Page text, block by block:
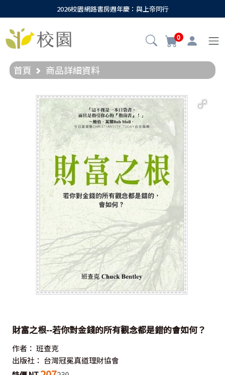
2026校園網路書房週年慶：與上帝同行
0
首頁 商品詳細資料
財富之根--若你對金錢的所有觀念都是錯的會如何？
作者： 班查克
出版社： 台灣冠冕真道理財協會